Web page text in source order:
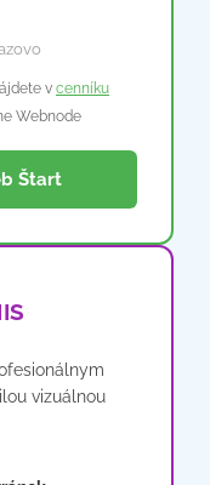
v cenníku
Webnode
Štart
vizuálnou